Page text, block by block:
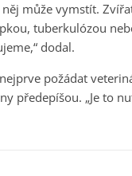
může vymstít.
tuberkulózou
dodal.
požádat
předepíšou. „Je to